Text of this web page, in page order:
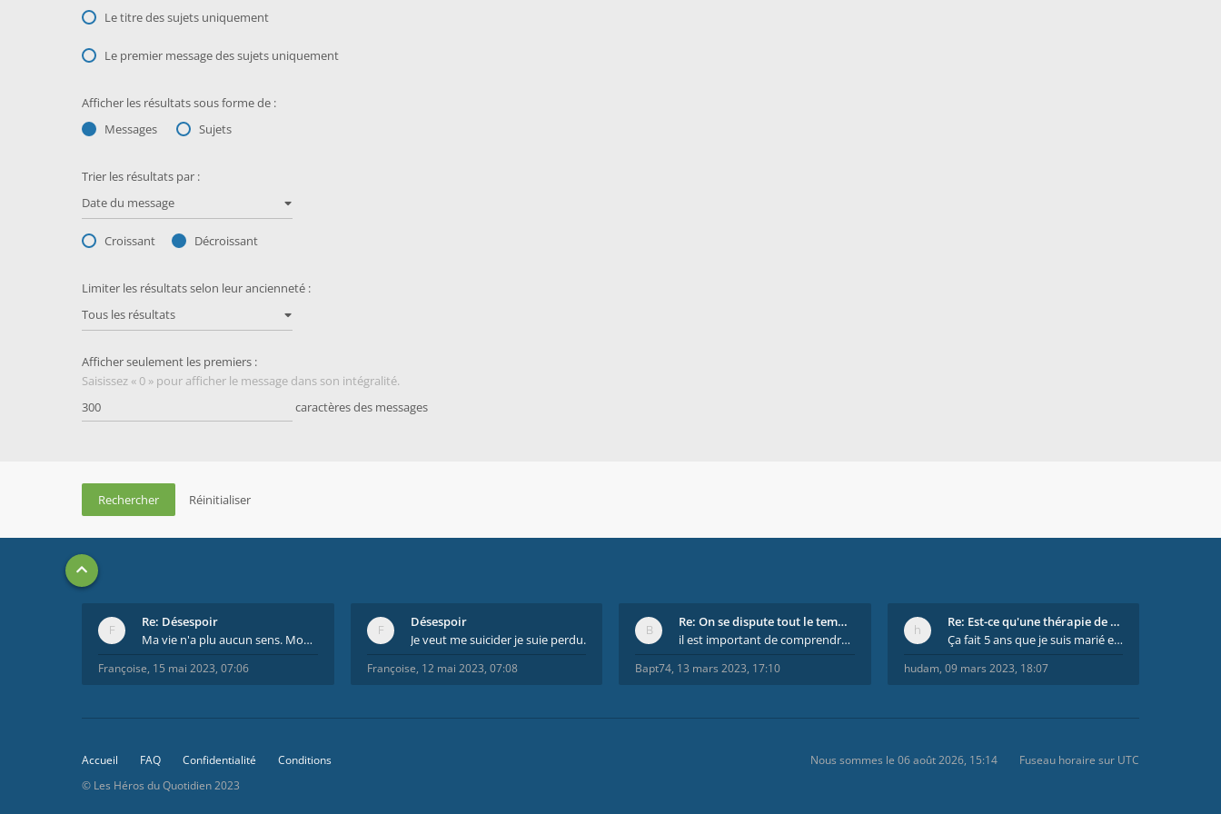
Le titre des sujets uniquement
Le premier message des sujets uniquement
Afficher les résultats sous forme de :
Messages
Sujets
Trier les résultats par :
Date du message
Croissant Décroissant
Limiter les résultats selon leur ancienneté :
Tous les résultats
Afficher seulement les premiers :
Saisissez « 0 » pour afficher le message dans son intégralité.
caractères des messages
Re: Désespoir
Ma vie n'a plu aucun sens. Mourir pour être soulag
Françoise, 15 mai 2023, 07:06
Désespoir
Je veut me suicider je suie perdu.
Françoise, 12 mai 2023, 07:08
Re: On se dispute tout le temps ...
il est important de comprendre que chaque personne
Bapt74, 13 mars 2023, 17:10
Re: Est-ce qu'une thérapie de couple est efficace
Ça fait 5 ans que je suis marié et on est en théra
hudam, 09 mars 2023, 18:07
Accueil FAQ Confidentialité Conditions Fuseau horaire sur UTC
Nous sommes le 06 août 2026, 15:14
© Les Héros du Quotidien 2023